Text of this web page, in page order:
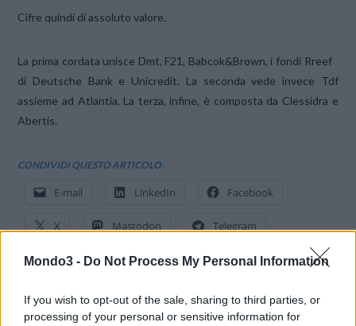
Mondo3 - Do Not Process My Personal Information
If you wish to opt-out of the sale, sharing to third parties, or
processing of your personal or sensitive information for
Cifre quindi di assoluto valore.
La prima cordata unisce Dmt, F21, Babcok&Brown, i fondi Rreef
di Deutsche Bank e Unicredit. La seconda vede invece Tdf
assieme ad Atlantia. La terza, infine, è composta da Clessidra e
Abertis.
CONDIVIDI QUESTO ARTICOLO:
E-mail LinkedIn Facebook
X Mastodon Telegram
WhatsApp Stampa Altro